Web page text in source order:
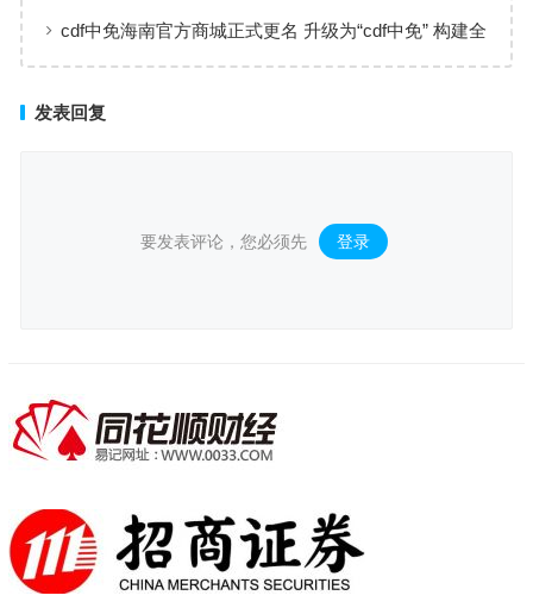
床治愈
cdf中免海南官方商城正式更名 升级为“cdf中免” 构建全
发表回复
要发表评论，您必须先 登录 。